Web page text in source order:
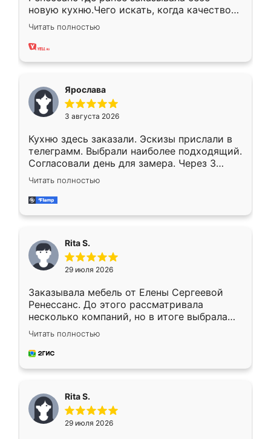
новую кухню.Чего искать, когда качеством
вполне довольна. Служит кухня уже почти
два года, нареканий нет.
Читать полностью
Ярослава
3 августа 2026
Кухню здесь заказали. Эскизы прислали в
телеграмм. Выбрали наиболее подходящий.
Согласовали день для замера. Через 3
недели кухня была уже готова. Остались
довольны работой. Спасибо Ренессанс
мебель за качественную работу!
Читать полностью
Rita S.
29 июля 2026
Заказывала мебель от Елены Сергеевой
Ренессанс. До этого рассматривала
несколько компаний, но в итоге выбрала
эту. Сначала обговорили условия, потом
приехал замерщик, всё спокойно объяснил
и снял размеры. Изготовили в срок, с
каких-либо доработок. Качеством осталась
довольна, все выглядит так, как и ожидала.
Читать полностью
Rita S.
29 июля 2026